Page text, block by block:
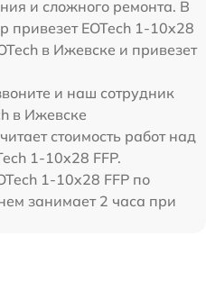
и сложного ремонта. В
привезет EOTech 1-10x28
в Ижевске и привезет
и наш сотрудник
в Ижевске
стоимость работ над
1-10x28 FFP.
1-10x28 FFP по
занимает 2 часа при